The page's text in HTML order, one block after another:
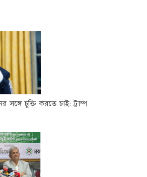
সঙ্গে চুক্তি করতে চাই: ট্রাম্প